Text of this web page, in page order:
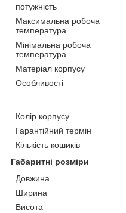
потужність
Максимальна робоча
температура
Мінімальна робоча
температура
Матеріал корпусу
Особливості
Колір корпусу
Гарантійний термін
Кількість кошиків
Габаритні розміри
Довжина
Ширина
Висота